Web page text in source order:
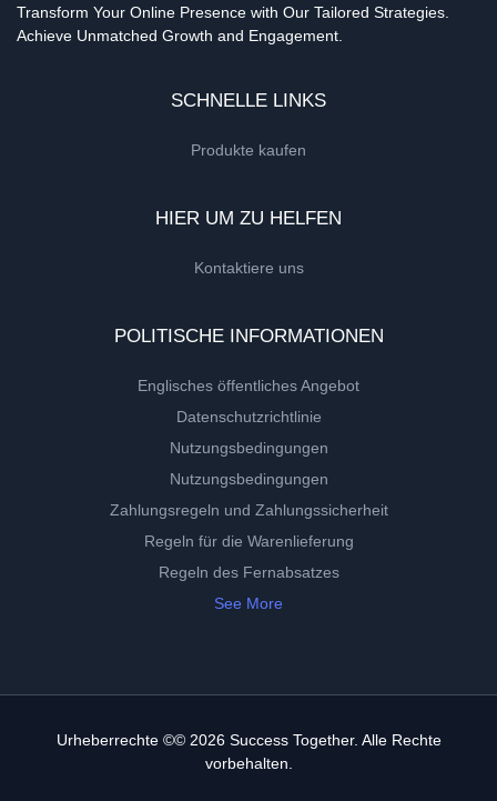
Transform Your Online Presence with Our Tailored Strategies.
Achieve Unmatched Growth and Engagement.
SCHNELLE LINKS
Produkte kaufen
HIER UM ZU HELFEN
Kontaktiere uns
POLITISCHE INFORMATIONEN
Englisches öffentliches Angebot
Datenschutzrichtlinie
Nutzungsbedingungen
Nutzungsbedingungen
Zahlungsregeln und Zahlungssicherheit
Regeln für die Warenlieferung
Regeln des Fernabsatzes
See More
Urheberrechte ©© 2026 Success Together. Alle Rechte
vorbehalten.